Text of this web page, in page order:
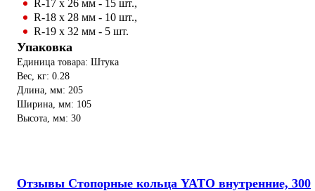
R-17 х 26 мм - 15 шт.,
R-18 х 28 мм - 10 шт.,
R-19 х 32 мм - 5 шт.
Упаковка
Единица товара: Штука
Вес, кг: 0.28
Длина, мм: 205
Ширина, мм: 105
Высота, мм: 30
Отзывы Стопорные кольца YATO внутренние, 300